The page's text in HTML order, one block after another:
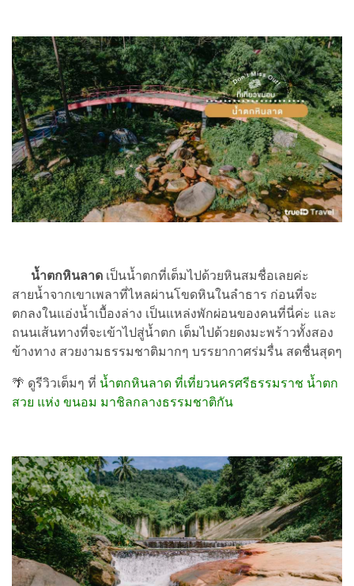
น้ำตกหินลาด เป็นน้ำตกที่เต็มไปด้วยหินสมชื่อเลยค่ะ
สายน้ำจากเขาเพลาที่ไหลผ่านโขดหินในลำธาร ก่อนที่จะ
ตกลงในแอ่งน้ำเบื้องล่าง เป็นแหล่งพักผ่อนของคนที่นี่ค่ะ และ
ถนนเส้นทางที่จะเข้าไปสู่น้ำตก เต็มไปด้วยดงมะพร้าวทั้งสอง
ข้างทาง สวยงามธรรมชาติมากๆ บรรยากาศร่มรื่น สดชื่นสุดๆ
🌴 ดูรีวิวเต็มๆ ที่ น้ำตกหินลาด ที่เที่ยวนครศรีธรรมราช น้ำตก
สวย แห่ง ขนอม มาชิลกลางธรรมชาติกัน